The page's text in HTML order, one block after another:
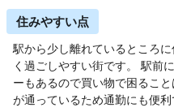
住みやすい点
駅から少し離れているところ
く過ごしやすい街です。 駅前
ーもあるので買い物で困るこ
が通っているため通勤にも便利